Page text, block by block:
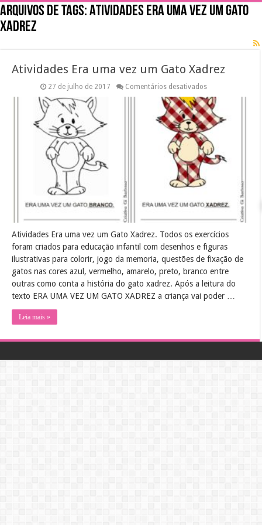
Arquivos de tags:Atividades Era uma vez um Gato
Xadrez
Atividades Era uma vez um Gato Xadrez
27 de julho de 2017 Comentários desativadosem
Era
uma
vez
um
Gato
Xadrez
Atividades Era uma vez um Gato Xadrez. Todos os exercícios
foram criados para educação infantil com desenhos e figuras
ilustrativas para colorir, jogo da memoria, questões de fixação de
gatos nas cores azul, vermelho, amarelo, preto, branco entre
outras como conta a história do gato xadrez. Após a leitura do
texto ERA UMA VEZ UM GATO XADREZ a criança vai poder …
Leia mais »